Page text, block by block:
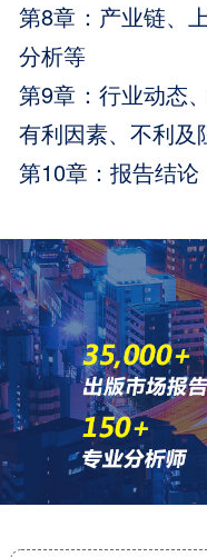
第8章：产业链、
分析等
第9章：行业动态
有利因素、不利及
第10章：报告结论